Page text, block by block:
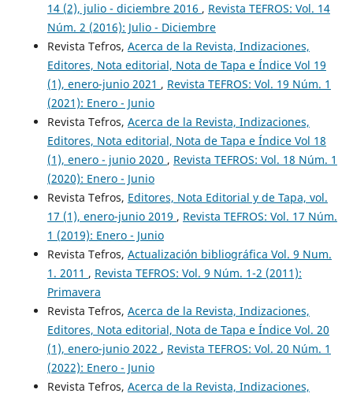
14 (2), julio - diciembre 2016 , Revista TEFROS: Vol. 14
Núm. 2 (2016): Julio - Diciembre
Revista Tefros, Acerca de la Revista, Indizaciones,
Editores, Nota editorial, Nota de Tapa e Índice Vol 19
(1), enero-junio 2021 , Revista TEFROS: Vol. 19 Núm. 1
(2021): Enero - Junio
Revista Tefros, Acerca de la Revista, Indizaciones,
Editores, Nota editorial, Nota de Tapa e Índice Vol 18
(1), enero - junio 2020 , Revista TEFROS: Vol. 18 Núm. 1
(2020): Enero - Junio
Revista Tefros, Editores, Nota Editorial y de Tapa, vol.
17 (1), enero-junio 2019 , Revista TEFROS: Vol. 17 Núm.
1 (2019): Enero - Junio
Revista Tefros, Actualización bibliográfica Vol. 9 Num.
1. 2011 , Revista TEFROS: Vol. 9 Núm. 1-2 (2011):
Primavera
Revista Tefros, Acerca de la Revista, Indizaciones,
Editores, Nota editorial, Nota de Tapa e Índice Vol. 20
(1), enero-junio 2022 , Revista TEFROS: Vol. 20 Núm. 1
(2022): Enero - Junio
Revista Tefros, Acerca de la Revista, Indizaciones,